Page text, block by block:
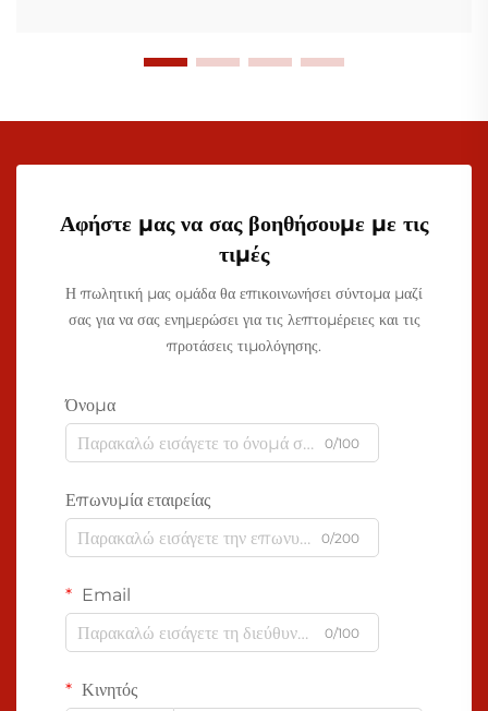
Αφήστε μας να σας βοηθήσουμε με τις
τιμές
Η πωλητική μας ομάδα θα επικοινωνήσει σύντομα μαζί
σας για να σας ενημερώσει για τις λεπτομέρειες και τις
προτάσεις τιμολόγησης.
Όνομα
0/100
Επωνυμία εταιρείας
0/200
Email
0/100
Κινητός